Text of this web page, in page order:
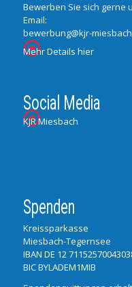
Bewerben Sie sich gerne
Email:
bewerbung@kjr-
Mehr Details hier
Social Media
KJR Miesbach
Spenden
Kreissparkasse
Miesbach-Tegernsee
IBAN DE 12
BIC BYLADEM1MIB